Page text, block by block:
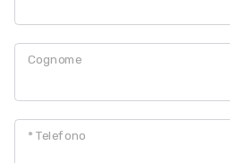
Cognome
* Telefono
5+